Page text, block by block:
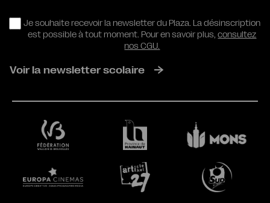
RGPD
Je souhaite recevoir la newsletter du Plaza. La désinscription
est possible à tout moment. Pour en savoir plus,consultez
nos CGU.
Voir la newsletter scolaire